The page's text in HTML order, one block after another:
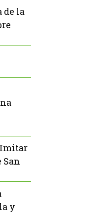
de la
Imitar
San
y